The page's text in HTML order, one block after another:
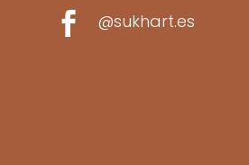
 @sukhart.es